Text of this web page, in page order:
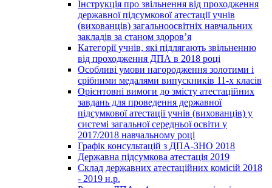
Інструкція про звільнення від проходження
державної підсумкової атестації учнів
(вихованців) загальноосвітніх навчальних
закладів за станом здоров’я
Категорії учнів, які підлягають звільненню
від проходження ДПА в 2018 році
Особливі умови нагородження золотими і
срібними медалями випускників 11-х класів
Орієнтовні вимоги до змісту атестаційних
завдань для проведення державної
підсумкової атестації учнів (вихованців) у
системі загальної середньої освіти у
2017/2018 навчальному році
Графік консультацій з ДПА-ЗНО 2018
Державна підсумкова атестація 2019
Склад державних атестаційних комісій 2018
- 2019 н.р.